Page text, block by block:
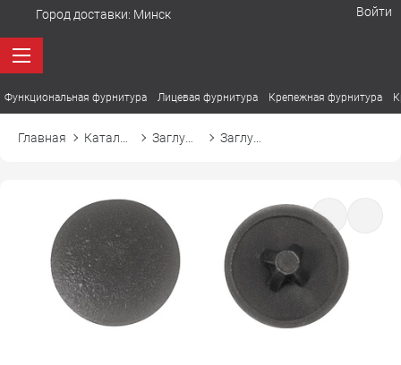
Город доставки: Минск Войти
Функциональная фурнитура Лицевая фурнитура Крепежная фурнитура
Главная